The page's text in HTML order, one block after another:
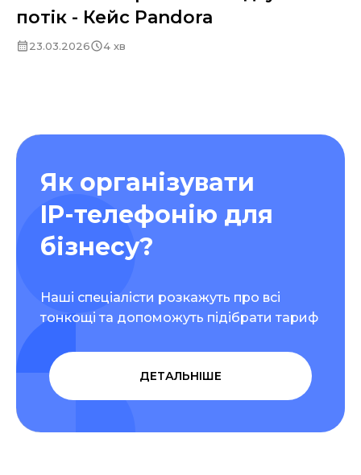
потік - Кейс Pandora
23.03.2026 4 хв
Як організувати
IP-телефонію для
бізнесу?
Наші спеціалісти розкажуть про всі
тонкощі та допоможуть підібрати тариф
ДЕТАЛЬНІШЕ